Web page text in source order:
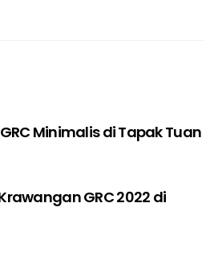
Minimalis di Tapak Tuan
GRC 2022 di